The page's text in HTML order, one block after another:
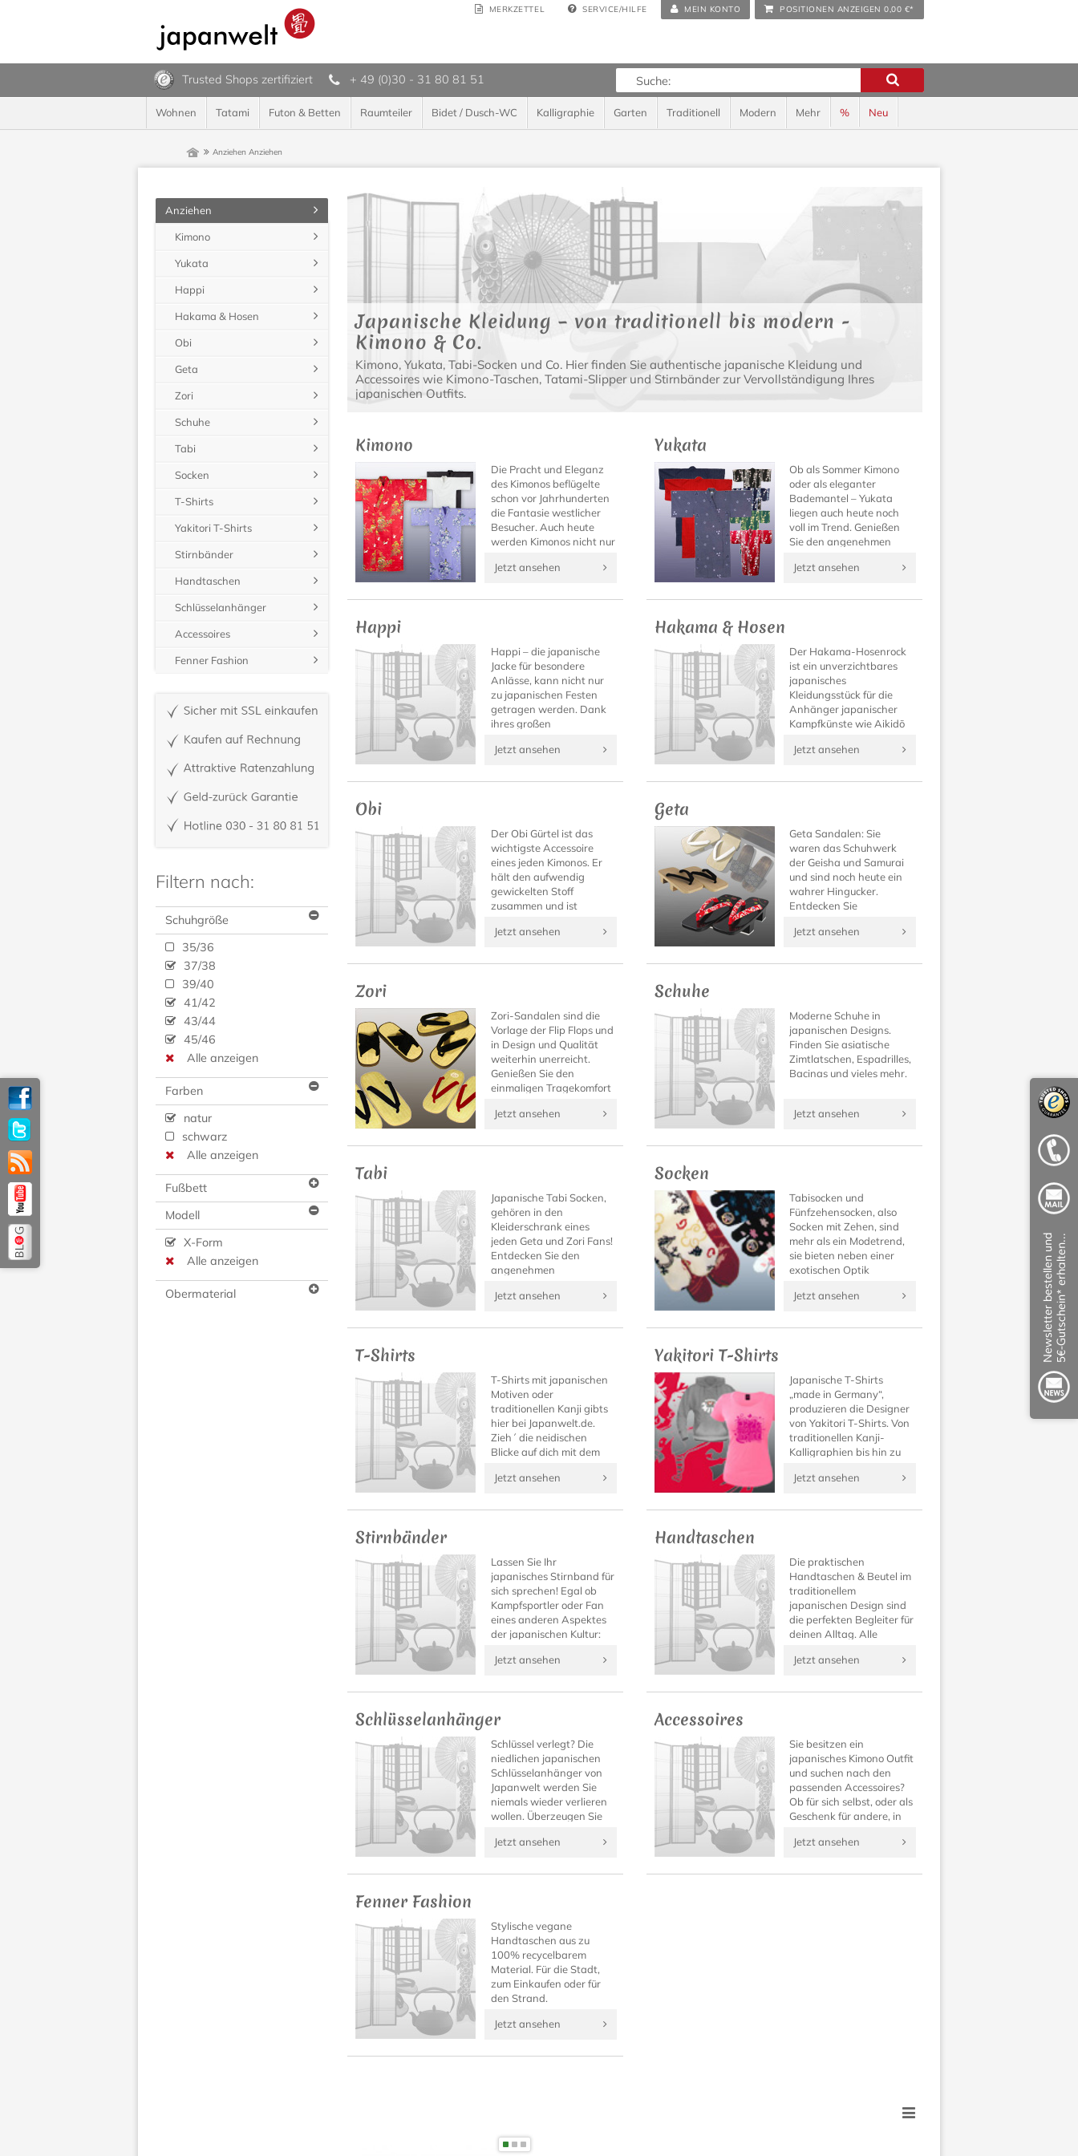
MERKZETTEL SERVICE/HILFE MEIN KONTO POSITIONEN ANZEIGEN 0,00 €*
Trusted Shops zertifiziert + 49 (0)30 - 31 80 81 51
Wohnen Tatami Futon & Betten Raumteiler Bidet / Dusch-WC Kalligraphie Garten Traditionell Modern Mehr % Neu
AnziehenAnziehen
Japanische Kleidung – von traditionell bis modern -
Kimono & Co.
Kimono, Yukata, Tabi-Socken und Co. Hier finden Sie authentische japanische Kleidung und
Accessoires wie Kimono-Taschen, Tatami-Slipper und Stirnbänder zur Vervollständigung Ihres
japanischen Outfits.
Kimono
Die Pracht und Eleganz
des Kimonos beflügelte
schon vor Jahrhunderten
die Fantasie westlicher
Besucher. Auch heute
werden Kimonos nicht nur
berühmten Geishas
Jetzt ansehen
Yukata
Ob als Sommer Kimono
oder als eleganter
Bademantel – Yukata
liegen auch heute noch
voll im Trend. Genießen
Sie den angenehmen
wundervoll verspielten
Kleidungsstücks aus
Jetzt ansehen
Happi
Happi – die japanische
Jacke für besondere
Anlässe, kann nicht nur
zu japanischen Festen
getragen werden. Dank
ihres großen
auch zu anderen
Blickfang.
Jetzt ansehen
Hakama & Hosen
Der Hakama-Hosenrock
ist ein unverzichtbares
japanisches
Kleidungsstück für die
Anhänger japanischer
Kampfkünste wie Aikidō
selbst ein komplettes,
Outfit besitzen möchten.
Jetzt ansehen
Obi
Der Obi Gürtel ist das
wichtigste Accessoire
eines jeden Kimonos. Er
hält den aufwendig
gewickelten Stoff
zusammen und ist
besonderer Blickfang
Teil eines Kimono Outfits.
Jetzt ansehen
Geta
Geta Sandalen: Sie
waren das Schuhwerk
der Geisha und Samurai
und sind noch heute ein
wahrer Hingucker.
Entdecken Sie
Schuhe neu und
Kimono Outfit auf
Jetzt ansehen
Zori
Zori-Sandalen sind die
Vorlage der Flip Flops und
in Design und Qualität
weiterhin unerreicht.
Genießen Sie den
einmaligen Tragekomfort
Sandalen draußen im
eleganter Hausschuh
Jetzt ansehen
Schuhe
Moderne Schuhe in
japanischen Designs.
Finden Sie asiatische
Zimtlatschen, Espadrilles,
Bacinas und vieles mehr.
Jetzt ansehen
Tabi
Japanische Tabi Socken,
gehören in den
Kleiderschrank eines
jeden Geta und Zori Fans!
Entdecken Sie den
angenehmen
Socken mit hochwertigen
Japanwelt.
Jetzt ansehen
Socken
Tabisocken und
Fünfzehensocken, also
Socken mit Zehen, sind
mehr als ein Modetrend,
sie bieten neben einer
exotischen Optik
Tragekomfort!
selbst!
Jetzt ansehen
T-Shirts
T-Shirts mit japanischen
Motiven oder
traditionellen Kanji gibts
hier bei Japanwelt.de.
Zieh´ die neidischen
Blicke auf dich mit dem
Jetzt ansehen
Yakitori T-Shirts
Japanische T-Shirts
„made in Germany“,
produzieren die Designer
von Yakitori T-Shirts. Von
traditionellen Kanji-
Kalligraphien bis hin zu
sich für jeden Geschmack
Shirt.
Jetzt ansehen
Stirnbänder
Lassen Sie Ihr
japanisches Stirnband für
sich sprechen! Egal ob
Kampfsportler oder Fan
eines anderen Aspektes
der japanischen Kultur:
bestimmt das Kanji-
Motto!
Jetzt ansehen
Handtaschen
Die praktischen
Handtaschen & Beutel im
traditionellem
japanischen Design sind
die perfekten Begleiter für
deinen Alltag. Alle
verstaut.
Jetzt ansehen
Schlüsselanhänger
Schlüssel verlegt? Die
niedlichen japanischen
Schlüsselanhänger von
Japanwelt werden Sie
niemals wieder verlieren
wollen. Überzeugen Sie
einzigartigen
Accessoires!
Jetzt ansehen
Accessoires
Sie besitzen ein
japanisches Kimono Outfit
und suchen nach den
passenden Accessoires?
Ob für sich selbst, oder als
Geschenk für andere, in
japanische Geldbörsen,
und Anhänger.
Jetzt ansehen
Fenner Fashion
Stylische vegane
Handtaschen aus zu
100% recycelbarem
Material. Für die Stadt,
zum Einkaufen oder für
den Strand.
Jetzt ansehen
Anziehen
Kimono
Yukata
Happi
Hakama & Hosen
Obi
Geta
Zori
Schuhe
Tabi
Socken
T-Shirts
Yakitori T-Shirts
Stirnbänder
Handtaschen
Schlüsselanhänger
Accessoires
Fenner Fashion
Filtern nach:
Schuhgröße
35/36
37/38
39/40
41/42
43/44
45/46
Alle anzeigen
Farben
natur
schwarz
Alle anzeigen
Fußbett
Modell
X-Form
Alle anzeigen
Obermaterial